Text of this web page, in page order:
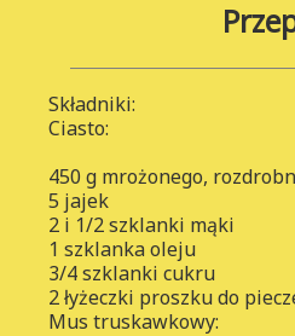
Składniki:
Ciasto:
450 g mrożonego,
5 jajek
2 i 1/2 szklanki mąki
1 szklanka oleju
3/4 szklanki cukru
2 łyżeczki proszku do
Mus truskawkowy: